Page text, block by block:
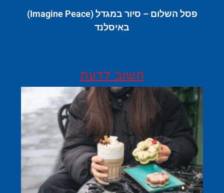
פסל השלום – סיור במגדל (Imagine Peace)
באיסלנד
חשוב לדעת